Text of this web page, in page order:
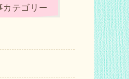
カテゴリー